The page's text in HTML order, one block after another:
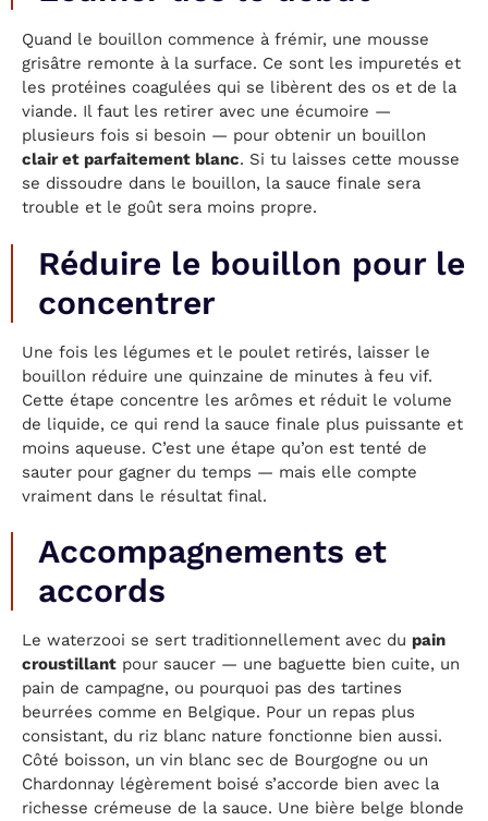
Quand le bouillon commence à frémir, une mousse
grisâtre remonte à la surface. Ce sont les impuretés et
les protéines coagulées qui se libèrent des os et de la
viande. Il faut les retirer avec une écumoire —
plusieurs fois si besoin — pour obtenir un bouillon
clair et parfaitement blanc. Si tu laisses cette mousse
se dissoudre dans le bouillon, la sauce finale sera
trouble et le goût sera moins propre.
Réduire le bouillon pour le
concentrer
Une fois les légumes et le poulet retirés, laisser le
bouillon réduire une quinzaine de minutes à feu vif.
Cette étape concentre les arômes et réduit le volume
de liquide, ce qui rend la sauce finale plus puissante et
moins aqueuse. C’est une étape qu’on est tenté de
sauter pour gagner du temps — mais elle compte
vraiment dans le résultat final.
Accompagnements et
accords
Le waterzooi se sert traditionnellement avec du pain
croustillant pour saucer — une baguette bien cuite, un
pain de campagne, ou pourquoi pas des tartines
beurrées comme en Belgique. Pour un repas plus
consistant, du riz blanc nature fonctionne bien aussi.
Côté boisson, un vin blanc sec de Bourgogne ou un
Chardonnay légèrement boisé s’accorde bien avec la
richesse crémeuse de la sauce. Une bière belge blonde